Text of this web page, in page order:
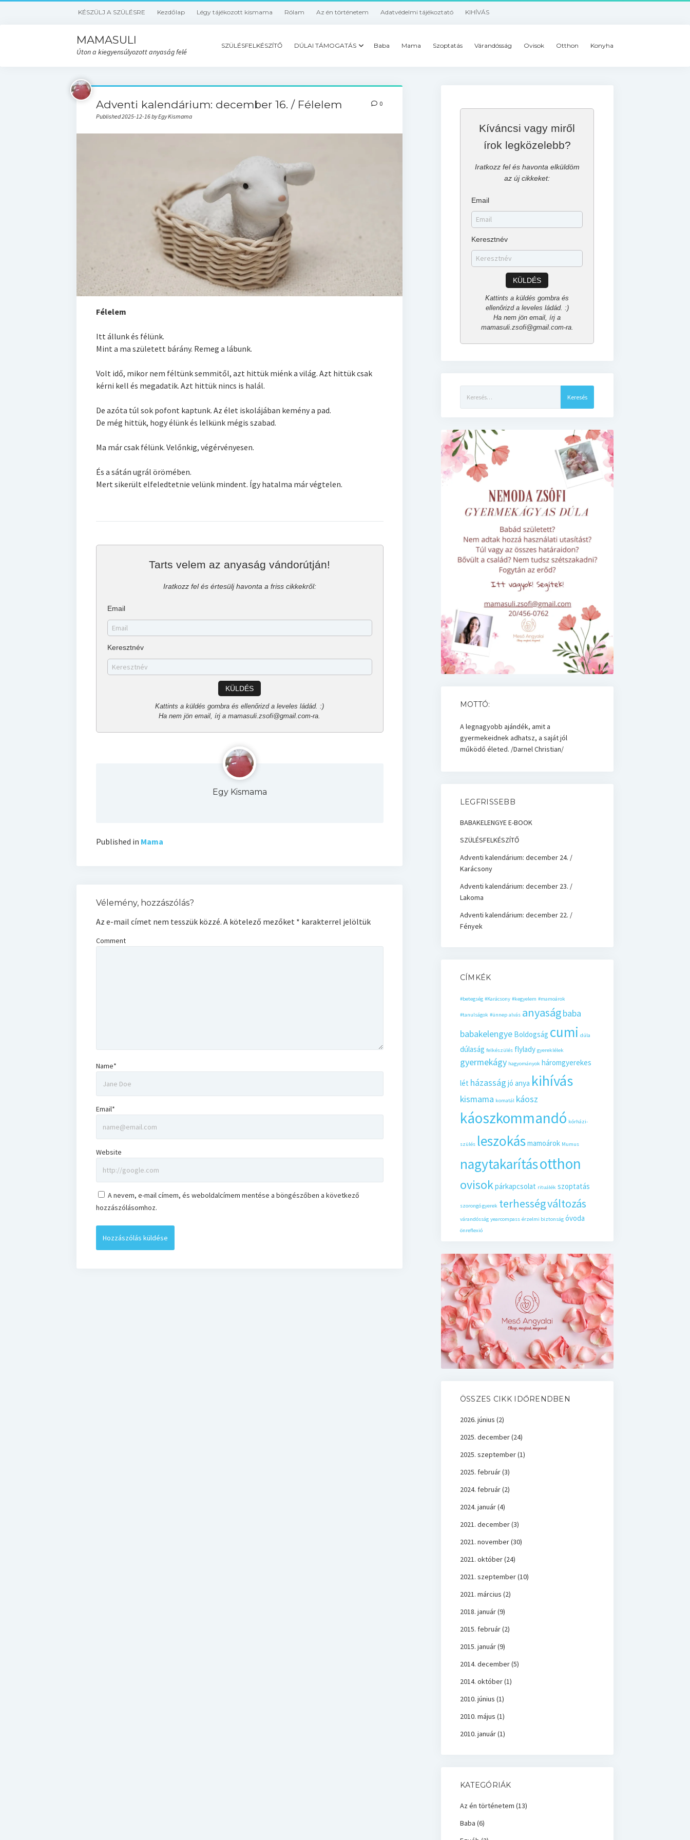
KÉSZÜLJ A SZÜLÉSRE Kezdőlap Légy tájékozott kismama Rólam Az én történetem Adatvédelmi tájékoztató KIHÍVÁS
MAMASULI
Úton a kiegyensúlyozott anyaság felé
SZÜLÉSFELKÉSZÍTŐ DÚLAI TÁMOGATÁS Baba Mama Szoptatás Várandósság Ovisok Otthon Konyha
Adventi kalendárium: december 16. / Félelem
Published 2025-12-16 by Egy Kismama
0
Félelem
Itt állunk és félünk.
Mint a ma született bárány. Remeg a lábunk.
Volt idő, mikor nem féltünk semmitől, azt hittük miénk a világ. Azt hittük csak
kérni kell és megadatik. Azt hittük nincs is halál.
De azóta túl sok pofont kaptunk. Az élet iskolájában kemény a pad.
De még hittük, hogy élünk és lelkünk mégis szabad.
Ma már csak félünk. Velőnkig, végérvényesen.
És a sátán ugrál örömében.
Mert sikerült elfeledtetnie velünk mindent. Így hatalma már végtelen.
Tarts velem az anyaság vándorútján!
Iratkozz fel és értesülj havonta a friss cikkekről:
Email
Keresztnév
KÜLDÉS
Kattints a küldés gombra és ellenőrizd a leveles ládád. :)
Ha nem jön email, írj a mamasuli.zsofi@gmail.com-ra.
Egy Kismama
Published in Mama
Vélemény, hozzászólás?
Az e-mail címet nem tesszük közzé. A kötelező mezőket * karakterrel jelöltük
Comment
Name*
Email*
Website
A nevem, e-mail címem, és weboldalcímem mentése a böngészőben a következő
hozzászólásomhoz.
Kíváncsi vagy miről
írok legközelebb?
Iratkozz fel és havonta elküldöm
az új cikkeket:
Email
Keresztnév
KÜLDÉS
Kattints a küldés gombra és
ellenőrizd a leveles ládád. :)
Ha nem jön email, írj a
mamasuli.zsofi@gmail.com-ra.
MOTTÓ:
A legnagyobb ajándék, amit a
gyermekeidnek adhatsz, a saját jól
működő életed. /Darnel Christian/
LEGFRISSEBB
BABAKELENGYE E-BOOK
SZÜLÉSFELKÉSZÍTŐ
Adventi kalendárium: december 24. /
Karácsony
Adventi kalendárium: december 23. /
Lakoma
Adventi kalendárium: december 22. /
Fények
CÍMKÉK
#betegség #Karácsony #kegyelem #mamoárok
#tanulságok #ünnep alvás anyaságbaba
babakelengye Boldogság cumi dúla
dúlaság felkészülés flylady gyereklélek
gyermekágy hagyományok háromgyerekes
lét házasság jó anya kihívás
kismama komatál káosz
káoszkommandó kórházi-
szülés leszokásmamoárok Mumus
nagytakarításotthon
ovisokpárkapcsolat rituálék szoptatás
szorongó gyerek terhességváltozás
várandósság yearcompass érzelmi biztonság óvoda
önreflexió
ÖSSZES CIKK IDŐRENDBEN
2026. június (2)
2025. december(24)
2025. szeptember(1)
2025. február(3)
2024. február(2)
2024. január(4)
2021. december(3)
2021. november(30)
2021. október(24)
2021. szeptember(10)
2021. március (2)
2018. január(9)
2015. február(2)
2015. január(9)
2014. december(5)
2014. október(1)
2010. június (1)
2010. május (1)
2010. január(1)
KATEGÓRIÁK
Az én történetem (13)
Baba (6)